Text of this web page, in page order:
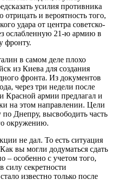
усилия противника
и вероятность того,
удара от центра советско-
ослабленную 21-ю армию в
фронту.
в самом деле плохо
из Киева для создания
фронта. Из документов
через три недели после
Красной армии предлагал и
на этом направлении. Цели
Днепру, высвободить часть
окружению.
не дал. То есть ситуация
вы могли додуматься сдать
– особенно с учетом того,
силу секретности
известно только после